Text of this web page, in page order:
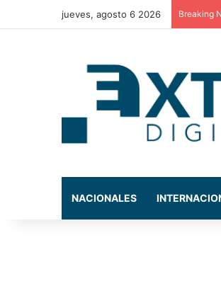
jueves, agosto 6 2026 Breaking
NACIONALES